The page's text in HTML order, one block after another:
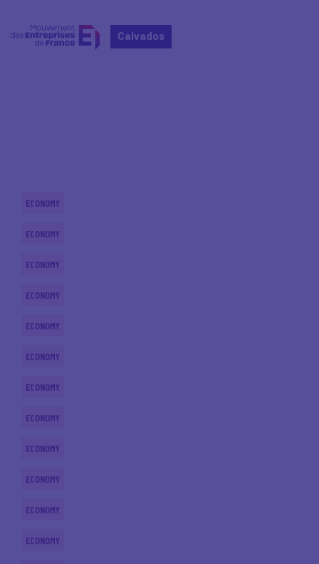
Calvados
ECONOMY
ECONOMY
ECONOMY
ECONOMY
ECONOMY
ECONOMY
ECONOMY
ECONOMY
ECONOMY
ECONOMY
ECONOMY
ECONOMY